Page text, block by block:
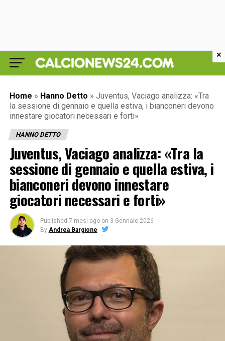
Home » Hanno Detto » Juventus, Vaciago analizza: «Tra
la sessione di gennaio e quella estiva, i bianconeri devono
innestare giocatori necessari e forti»
HANNO DETTO
Juventus, Vaciago analizza: «Tra la
sessione di gennaio e quella estiva, i
bianconeri devono innestare
giocatori necessari e forti»
Published 7 mesi ago on 3 Gennaio 2026
By Andrea Bargione
×